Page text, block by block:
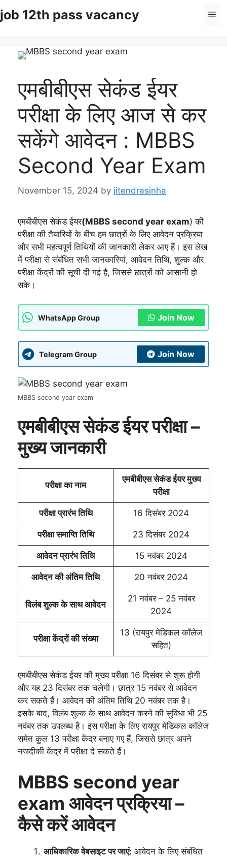
to
job 12th pass vacancy
एमबीबीएस सेकंड ईयर
परीक्षा के लिए आज से कर
सकेंगे आवेदन : MBBS
Second Year Exam
November 15, 2024 by jitendrasinha
एमबीबीएस सेकंड ईयर(MBBS second year exam) की
परीक्षा की तैयारियों के बीच हम छात्रों के लिए आवेदन प्रक्रिया
और सभी महत्वपूर्ण तिथियों की जानकारी लेकर आए हैं। इस लेख
में परीक्षा से संबंधित सभी जानकारियां, आवेदन तिथि, शुल्क और
परीक्षा केंद्रों की सूची दी गई है, जिससे छात्रों को आसानी हो
सके।
WhatsApp Group Join Now
Telegram Group Join Now
MBBS second year exam
एमबीबीएस सेकंड ईयर परीक्षा –
मुख्य जानकारी
परीक्षा का नाम
एमबीबीएस सेकंड ईयर मुख्य
परीक्षा
परीक्षा प्रारंभ तिथि 16 दिसंबर 2024
परीक्षा समाप्ति तिथि 23 दिसंबर 2024
आवेदन प्रारंभ तिथि 15 नवंबर 2024
आवेदन की अंतिम तिथि 20 नवंबर 2024
विलंब शुल्क के साथ आवेदन
21 नवंबर – 25 नवंबर
2024
परीक्षा केंद्रों की संख्या
13 (रायपुर मेडिकल कॉलेज
सहित)
एमबीबीएस सेकंड ईयर की मुख्य परीक्षा 16 दिसंबर से शुरू होगी
और यह 23 दिसंबर तक चलेगी। छात्र 15 नवंबर से आवेदन
कर सकते हैं। आवेदन की अंतिम तिथि 20 नवंबर तक है।
इसके बाद, विलंब शुल्क के साथ आवेदन करने की सुविधा भी 25
नवंबर तक उपलब्ध है। इस परीक्षा के लिए रायपुर मेडिकल कॉलेज
समेत कुल 13 परीक्षा केंद्र बनाए गए हैं, जिससे छात्र अपने
नजदीकी केंद्र में परीक्षा दे सकते हैं।
MBBS second year
exam आवेदन प्रक्रिया –
कैसे करें आवेदन
आधिकारिक वेबसाइट पर जाएं: आवेदन के लिए संबंधित